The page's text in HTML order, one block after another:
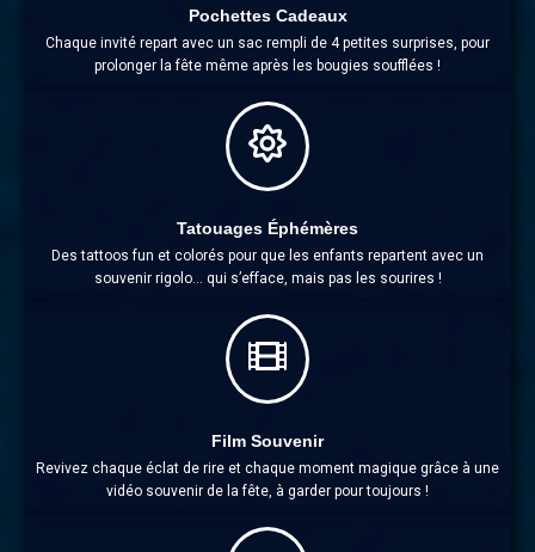
Pochettes Cadeaux
Chaque invité repart avec un sac rempli de 4 petites surprises, pour
prolonger la fête même après les bougies soufflées !
Tatouages Éphémères
Des tattoos fun et colorés pour que les enfants repartent avec un
souvenir rigolo… qui s’efface, mais pas les sourires !
Film Souvenir
Revivez chaque éclat de rire et chaque moment magique grâce à une
vidéo souvenir de la fête, à garder pour toujours !